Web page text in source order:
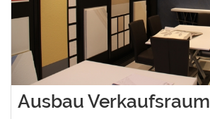
Ausbau Verkaufsraum